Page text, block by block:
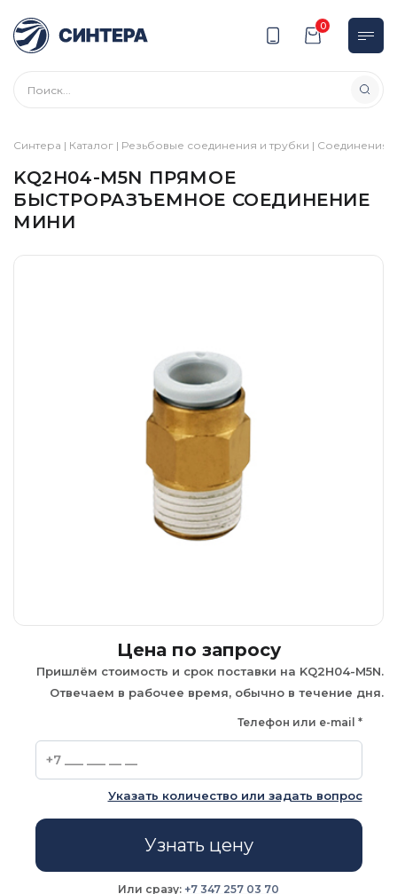
0
Синтера | Каталог | Резьбовые соединения и трубки | Соединения
KQ2H04-M5N ПРЯМОЕ
БЫСТРОРАЗЪЕМНОЕ СОЕДИНЕНИЕ
МИНИ
Цена по запросу
Пришлём стоимость и срок поставки на KQ2H04-M5N.
Отвечаем в рабочее время, обычно в течение дня.
Телефон или e-mail *
Указать количество или задать вопрос
Узнать цену
Или сразу: +7 347 257 03 70